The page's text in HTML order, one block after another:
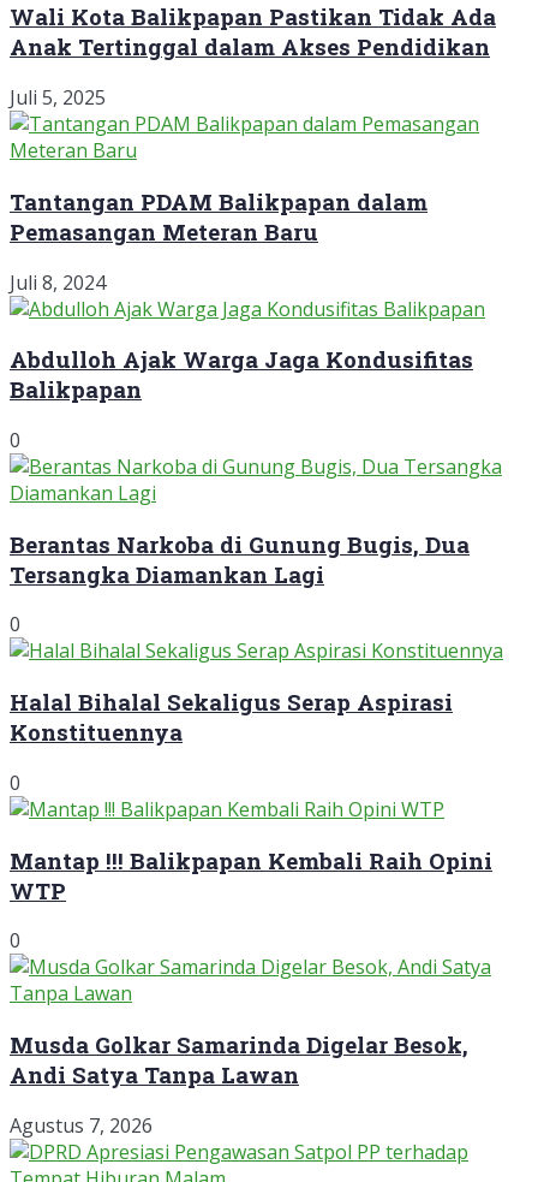
Wali Kota Balikpapan Pastikan Tidak Ada
Anak Tertinggal dalam Akses Pendidikan
Juli 5, 2025
Tantangan PDAM Balikpapan dalam
Pemasangan Meteran Baru
Juli 8, 2024
Abdulloh Ajak Warga Jaga Kondusifitas
Balikpapan
0
Berantas Narkoba di Gunung Bugis, Dua
Tersangka Diamankan Lagi
0
Halal Bihalal Sekaligus Serap Aspirasi
Konstituennya
0
Mantap !!! Balikpapan Kembali Raih Opini
WTP
0
Musda Golkar Samarinda Digelar Besok,
Andi Satya Tanpa Lawan
Agustus 7, 2026